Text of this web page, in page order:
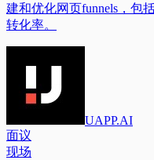
建和优化网页funnels，包
转化率。
UAPP.AI
面议
现场